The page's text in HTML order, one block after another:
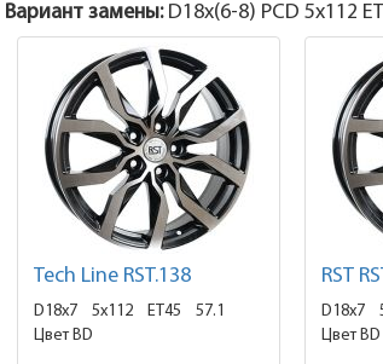
Вариант замены: D18x(6-8) PCD 5x112
Tech Line RST.138
D18x7 5x112 ET45
57.1
Цвет BD
RST
D18x7
Цвет BD